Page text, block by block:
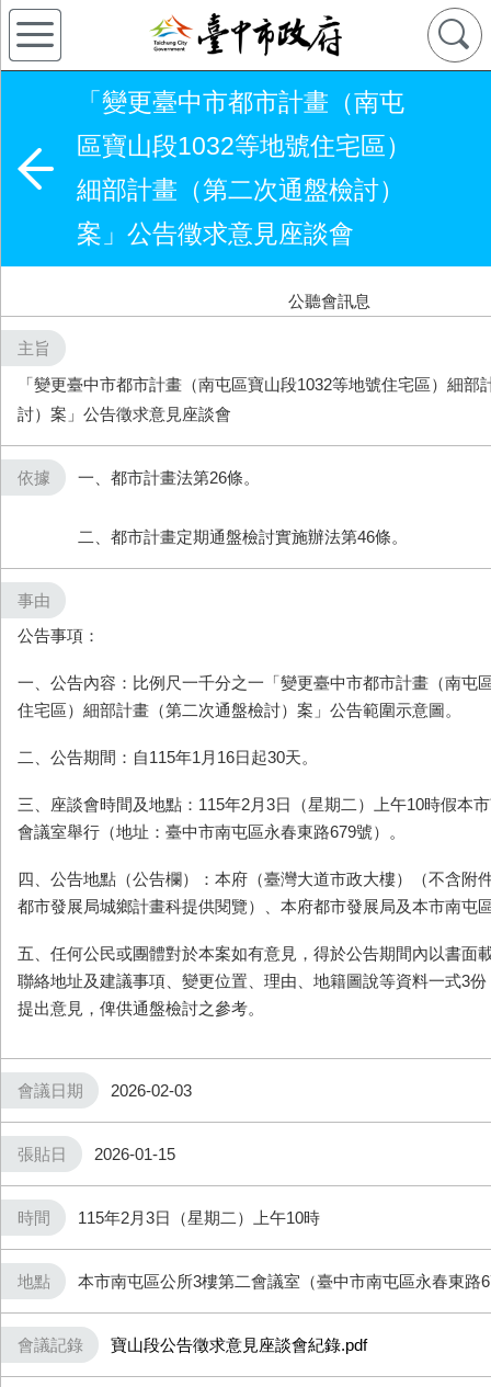
「變更臺中市都市計畫（南屯
區寶山段​1032等地號住宅區）
細部計畫（第二次通盤檢討）
案」公告徵求意見座談會
公聽會訊息
主旨
「變更臺中市都市計畫（南屯區寶山段​1032等地號住宅區）細部
討）案」公告徵求意見座談會
依據 一、都市計畫法第26條。
二、都市計畫定期通盤檢討實施辦法第46條。
事由
公告事項：
一、公告內容：比例尺一千分之一「變更臺中市都市計畫（南屯
住宅區）細部計畫（第二次通盤檢討）案」公告範圍示意圖。
二、公告期間：自​115年1月16日起30天。
三、座談會時間及地點：​115年2月3日（星期二）上午10時假本
會議室舉行（地址：臺中市南屯區永春東路​679號）。
四、公告地點（公告欄）：本府（臺灣大道市政大樓）（不含附
都市發展局城鄉計畫科提供閱覽）、本府都市發展局及本市南屯
五 、任何公民或團體對於本案如有意見，得於公告期間內以書面
聯絡地址及建議事項、變更位置、理由、地籍圖說等資料一式3
提出意見，俾供通盤檢討之參考。
會議日期 2026-02-03
張貼日 2026-01-15
時間 115年2月3日（星期二）上午10時
地點 本市南屯區公所3樓第二會議室（臺中市南屯區永春東路​
會議記錄 寶山段公告徵求意見座談會紀錄.pdf